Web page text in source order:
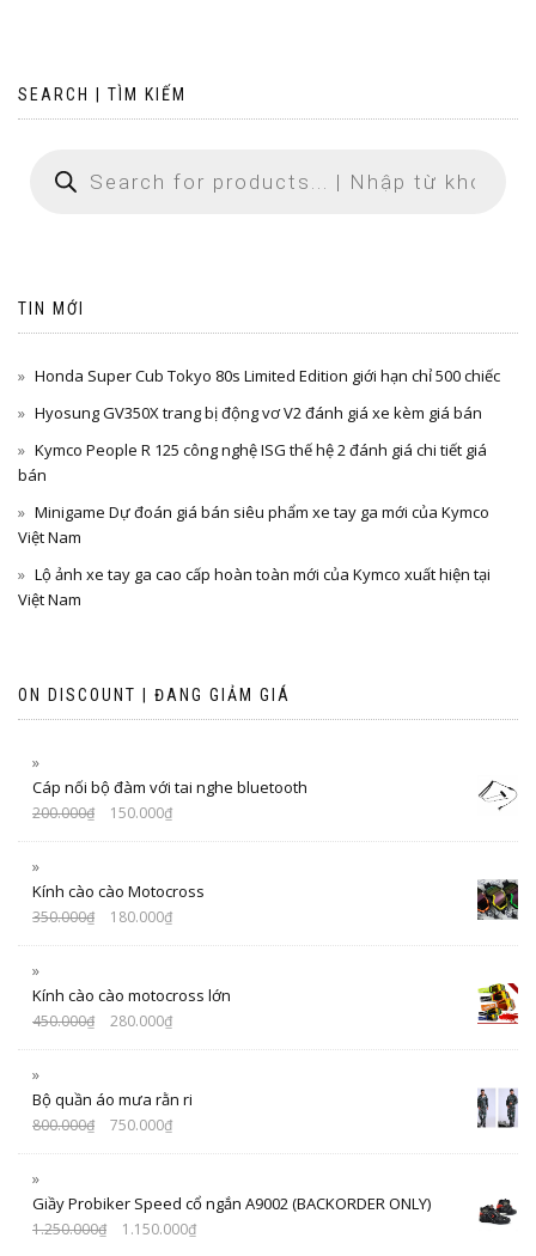
SEARCH | TÌM KIẾM
TIN MỚI
Honda Super Cub Tokyo 80s Limited Edition giới hạn chỉ 500 chiếc
Hyosung GV350X trang bị động vơ V2 đánh giá xe kèm giá bán
Kymco People R 125 công nghệ ISG thế hệ 2 đánh giá chi tiết giá
bán
Minigame Dự đoán giá bán siêu phẩm xe tay ga mới của Kymco
Việt Nam
Lộ ảnh xe tay ga cao cấp hoàn toàn mới của Kymco xuất hiện tại
Việt Nam
ON DISCOUNT | ĐANG GIẢM GIÁ
Cáp nối bộ đàm với tai nghe bluetooth
200.000₫ 150.000₫
Kính cào cào Motocross
350.000₫ 180.000₫
Kính cào cào motocross lớn
450.000₫ 280.000₫
Bộ quần áo mưa rằn ri
800.000₫ 750.000₫
Giầy Probiker Speed cổ ngắn A9002 (BACKORDER ONLY)
1.250.000₫ 1.150.000₫